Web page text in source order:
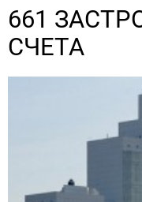
661
СЧЕТА